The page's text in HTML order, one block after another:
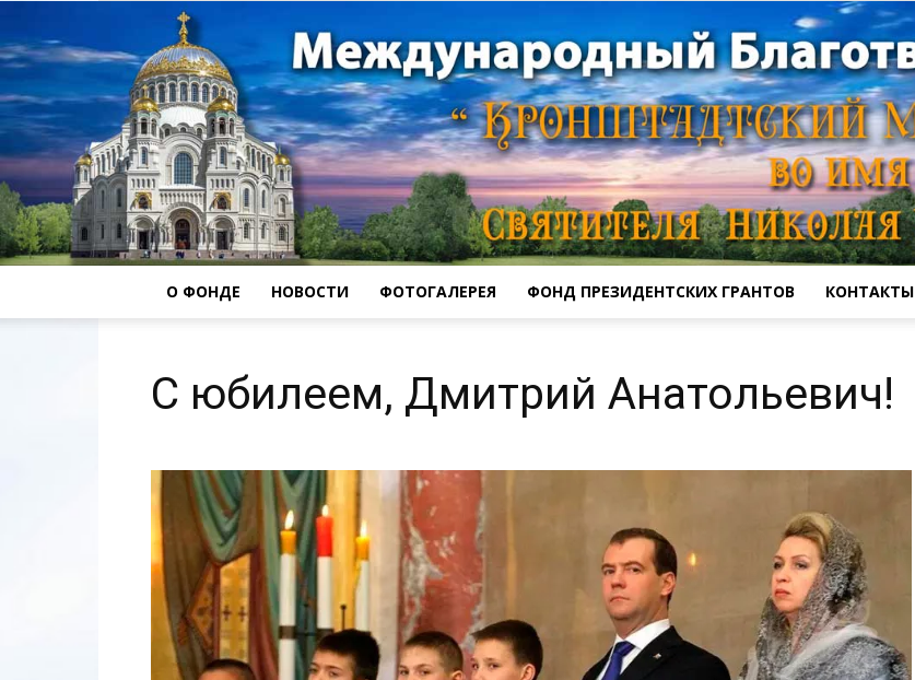
собор
О ФОНДЕ НОВОСТИ ФОТОГАЛЕРЕЯ ФОНД ПРЕЗИДЕНТСКИХ ГРАНТОВ КОНТАКТЫ
С юбилеем, Дмитрий Анатольевич!